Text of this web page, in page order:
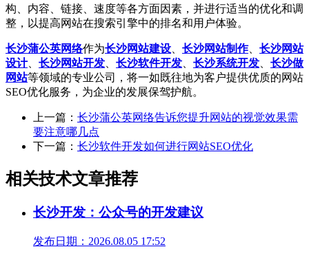
构、内容、链接、速度等各方面因素，并进行适当的优化和调
整，以提高网站在搜索引擎中的排名和用户体验。
长沙蒲公英网络作为长沙网站建设 长沙网站制作、 长沙网站
设计、 长沙网站开发 长沙软件开发 长沙系统开发
长沙做
网站等领域的专业公司，将一如既往地为客户提供优质的网站
SEO优化服务，为企业的发展保驾护航。
上一篇： 长沙蒲公英网络告诉您提升网站的视觉效果需
要注意哪几点
下一篇： 长沙软件开发如何进行网站SEO优化
相关技术文章推荐
长沙开发：公众号的开发建议
发布日期：2026.08.05 17:52